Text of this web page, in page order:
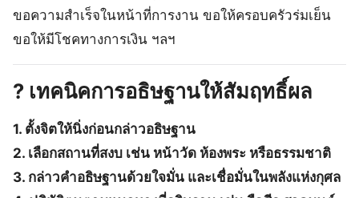
ขอความสำเร็จในหน้าที่การงาน ขอให้ครอบครัวร่มเย็น
ขอให้มีโชคทางการเงิน ฯลฯ
? เทคนิคการอธิษฐานให้สัมฤทธิ์ผล
1. ตั้งจิตให้นิ่งก่อนกล่าวอธิษฐาน
2. เลือกสถานที่สงบ เช่น หน้าวัด ห้องพระ หรือธรรมชาติ
3. กล่าวคำอธิษฐานด้วยใจมั่น และเชื่อมั่นในพลังแห่งกุศล